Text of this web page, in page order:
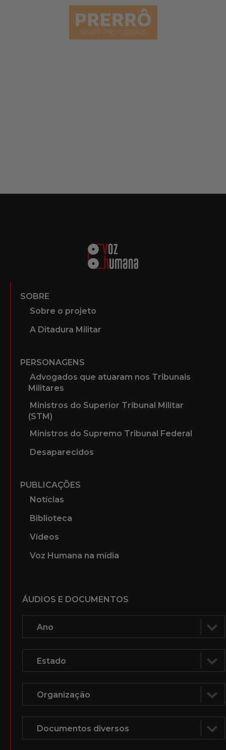
SOBRE
Sobre o projeto
A Ditadura Militar
PERSONAGENS
Advogados que atuaram nos Tribunais
Militares
Ministros do Superior Tribunal Militar
(STM)
Ministros do Supremo Tribunal Federal
Desaparecidos
PUBLICAÇÕES
Notícias
Biblioteca
Vídeos
Voz Humana na mídia
ÁUDIOS E DOCUMENTOS